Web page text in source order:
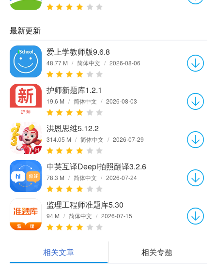
最新更新
爱上学教师版9.6.8
48.77 M / 简体中文 / 2026-08-06
护师新题库1.2.1
19.6 M / 简体中文 / 2026-08-03
洪恩思维5.12.2
314.05 M / 简体中文 / 2026-07-29
中英互译Deepl拍照翻译3.2.6
78.3 M / 简体中文 / 2026-07-24
监理工程师准题库5.30
94 M / 简体中文 / 2026-07-15
相关文章 相关专题